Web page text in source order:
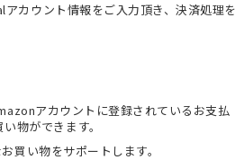
カウント情報をご入力頂き、決済処理を
アカウントに登録されているお支払
物ができます。
買い物をサポートします。